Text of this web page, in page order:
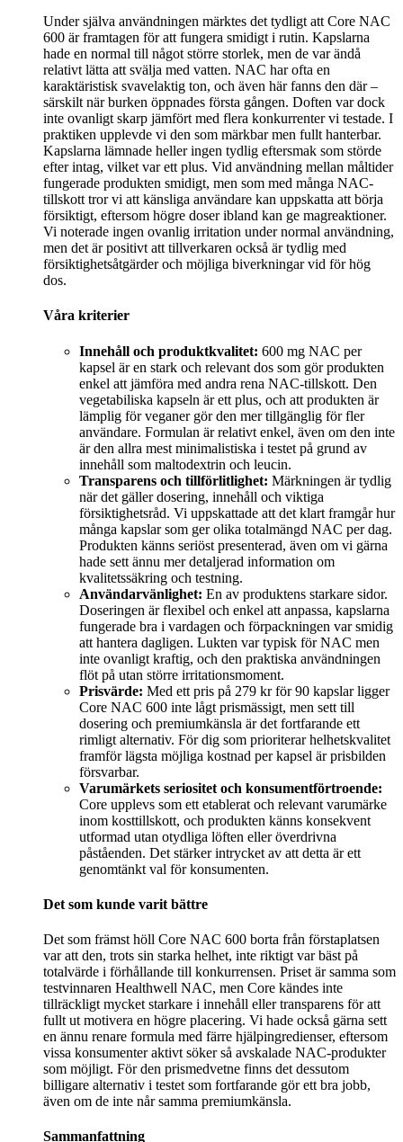
Under själva användningen märktes det tydligt att Core NAC
600 är framtagen för att fungera smidigt i rutin. Kapslarna
hade en normal till något större storlek, men de var ändå
relativt lätta att svälja med vatten. NAC har ofta en
karaktäristisk svavelaktig ton, och även här fanns den där –
särskilt när burken öppnades första gången. Doften var dock
inte ovanligt skarp jämfört med flera konkurrenter vi testade. I
praktiken upplevde vi den som märkbar men fullt hanterbar.
Kapslarna lämnade heller ingen tydlig eftersmak som störde
efter intag, vilket var ett plus. Vid användning mellan måltider
fungerade produkten smidigt, men som med många NAC-
tillskott tror vi att känsliga användare kan uppskatta att börja
försiktigt, eftersom högre doser ibland kan ge magreaktioner.
Vi noterade ingen ovanlig irritation under normal användning,
men det är positivt att tillverkaren också är tydlig med
försiktighetsåtgärder och möjliga biverkningar vid för hög
dos.
Våra kriterier
Innehåll och produktkvalitet: 600 mg NAC per
kapsel är en stark och relevant dos som gör produkten
enkel att jämföra med andra rena NAC-tillskott. Den
vegetabiliska kapseln är ett plus, och att produkten är
lämplig för veganer gör den mer tillgänglig för fler
användare. Formulan är relativt enkel, även om den inte
är den allra mest minimalistiska i testet på grund av
innehåll som maltodextrin och leucin.
Transparens och tillförlitlighet: Märkningen är tydlig
när det gäller dosering, innehåll och viktiga
försiktighetsråd. Vi uppskattade att det klart framgår hur
många kapslar som ger olika totalmängd NAC per dag.
Produkten känns seriöst presenterad, även om vi gärna
hade sett ännu mer detaljerad information om
kvalitetssäkring och testning.
Användarvänlighet: En av produktens starkare sidor.
Doseringen är flexibel och enkel att anpassa, kapslarna
fungerade bra i vardagen och förpackningen var smidig
att hantera dagligen. Lukten var typisk för NAC men
inte ovanligt kraftig, och den praktiska användningen
flöt på utan större irritationsmoment.
Prisvärde: Med ett pris på 279 kr för 90 kapslar ligger
Core NAC 600 inte lågt prismässigt, men sett till
dosering och premiumkänsla är det fortfarande ett
rimligt alternativ. För dig som prioriterar helhetskvalitet
framför lägsta möjliga kostnad per kapsel är prisbilden
försvarbar.
Varumärkets seriositet och konsumentförtroende:
Core upplevs som ett etablerat och relevant varumärke
inom kosttillskott, och produkten känns konsekvent
utformad utan otydliga löften eller överdrivna
påståenden. Det stärker intrycket av att detta är ett
genomtänkt val för konsumenten.
Det som kunde varit bättre
Det som främst höll Core NAC 600 borta från förstaplatsen
var att den, trots sin starka helhet, inte riktigt var bäst på
totalvärde i förhållande till konkurrensen. Priset är samma som
testvinnaren Healthwell NAC, men Core kändes inte
tillräckligt mycket starkare i innehåll eller transparens för att
fullt ut motivera en högre placering. Vi hade också gärna sett
en ännu renare formula med färre hjälpingredienser, eftersom
vissa konsumenter aktivt söker så avskalade NAC-produkter
som möjligt. För den prismedvetne finns det dessutom
billigare alternativ i testet som fortfarande gör ett bra jobb,
även om de inte når samma premiumkänsla.
Sammanfattning